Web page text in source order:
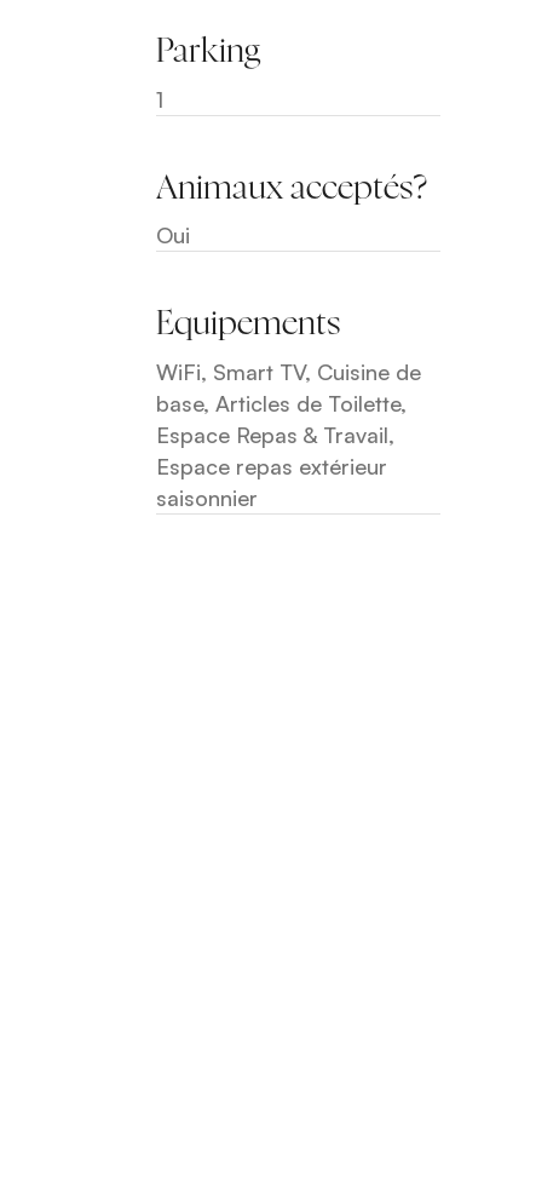
Parking
1
Animaux acceptés?
Oui
Equipements
WiFi, Smart TV, Cuisine de
base, Articles de Toilette,
Espace Repas & Travail,
Espace repas extérieur
saisonnier